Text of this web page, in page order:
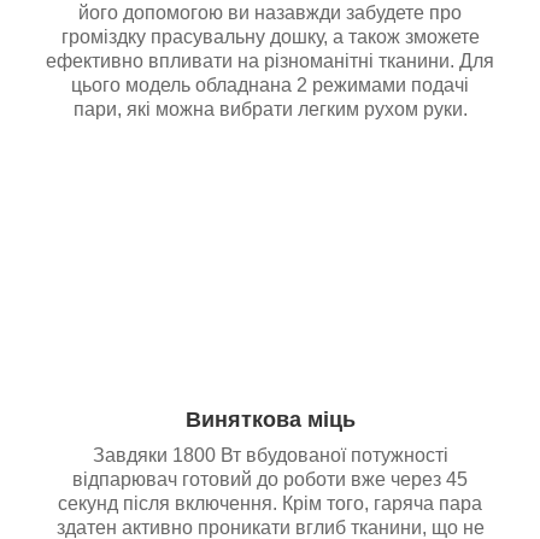
його допомогою ви назавжди забудете про
громіздку прасувальну дошку, а також зможете
ефективно впливати на різноманітні тканини. Для
цього модель обладнана 2 режимами подачі
пари, які можна вибрати легким рухом руки.
Виняткова міць
Завдяки 1800 Вт вбудованої потужності
відпарювач готовий до роботи вже через 45
секунд після включення. Крім того, гаряча пара
здатен активно проникати вглиб тканини, що не